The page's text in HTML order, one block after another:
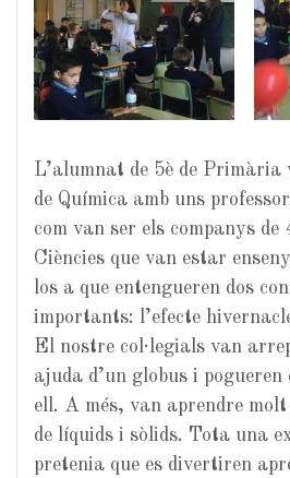
L’alumnat de 5è de Primària
de Química amb uns
com van ser els companys de
Ciències que van estar
los a que entengueren dos
importants: l’efecte
El nostre col·legials van
ajuda d’un globus i
ell. A més, van aprendre
de líquids i sòlids. Tota una
pretenia que es divertiren